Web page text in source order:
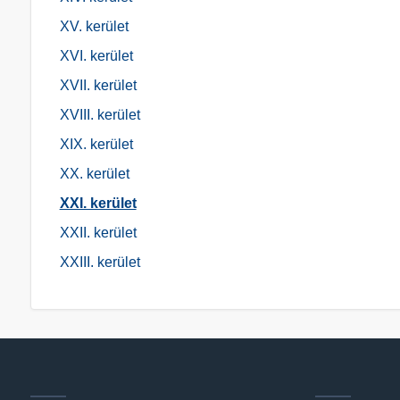
Berek utca
Besenyő Bekő utca
Betű utca
Bodzás utca
Bud János utca
Bánya utca
XV. kerület
XVI. kerület
XVII. kerület
XVIII. kerület
XIX. kerület
XX. kerület
XXI. kerület
XXII. kerület
XXIII. kerület